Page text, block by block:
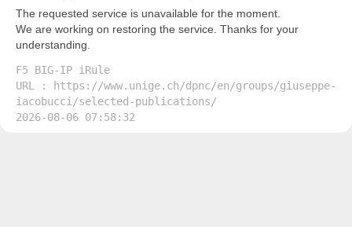
The requested service is unavailable for the moment.
We are working on restoring the service. Thanks for your
understanding.
F5 BIG-IP iRule
URL : https://www.unige.ch/dpnc/en/groups/giuseppe-
iacobucci/selected-publications/
2026-08-06 07:58:32